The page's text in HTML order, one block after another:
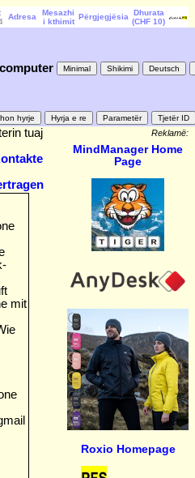
Adresa
Mesazhi
i kthimit
Përgjegjësia
Dhurata
(CHF 10)
tuaj
mit
Reklamë:
MindManager Home
Page
Roxio Homepage